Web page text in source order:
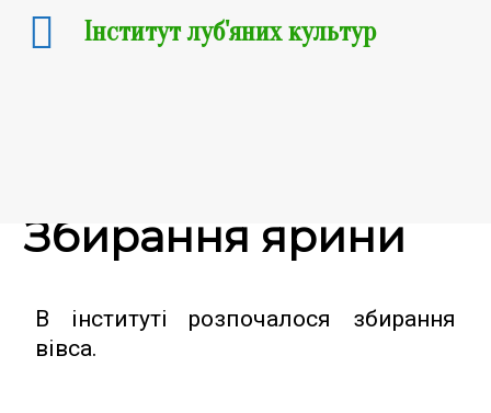
Збирання ярини
В інституті розпочалося збирання
вівса.
Інститут луб'яних культур